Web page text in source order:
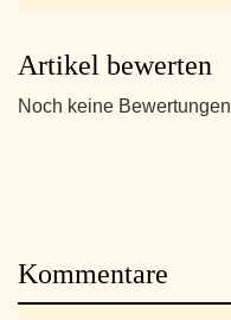
Artikel bewerten
Noch keine Bewertungen
Kommentare